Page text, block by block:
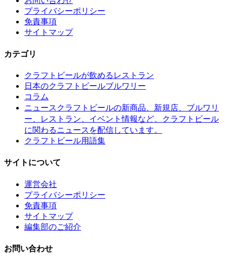
プライバシーポリシー
免責事項
サイトマップ
カテゴリ
クラフトビールが飲めるレストラン
日本のクラフトビールブルワリー
コラム
ニュース クラフトビールの新商品、新規店、ブルワリ
ー、レストラン、イベント情報など、クラフトビール
に関わるニュースを配信しています。
クラフトビール用語集
サイトについて
運営会社
プライバシーポリシー
免責事項
サイトマップ
編集部のご紹介
お問い合わせ